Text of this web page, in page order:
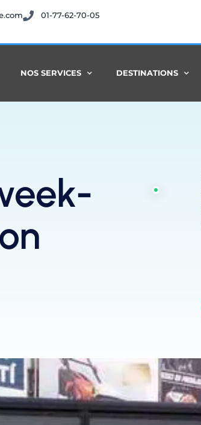
01-77-62-70-05
NOS SERVICES DESTINATIONS